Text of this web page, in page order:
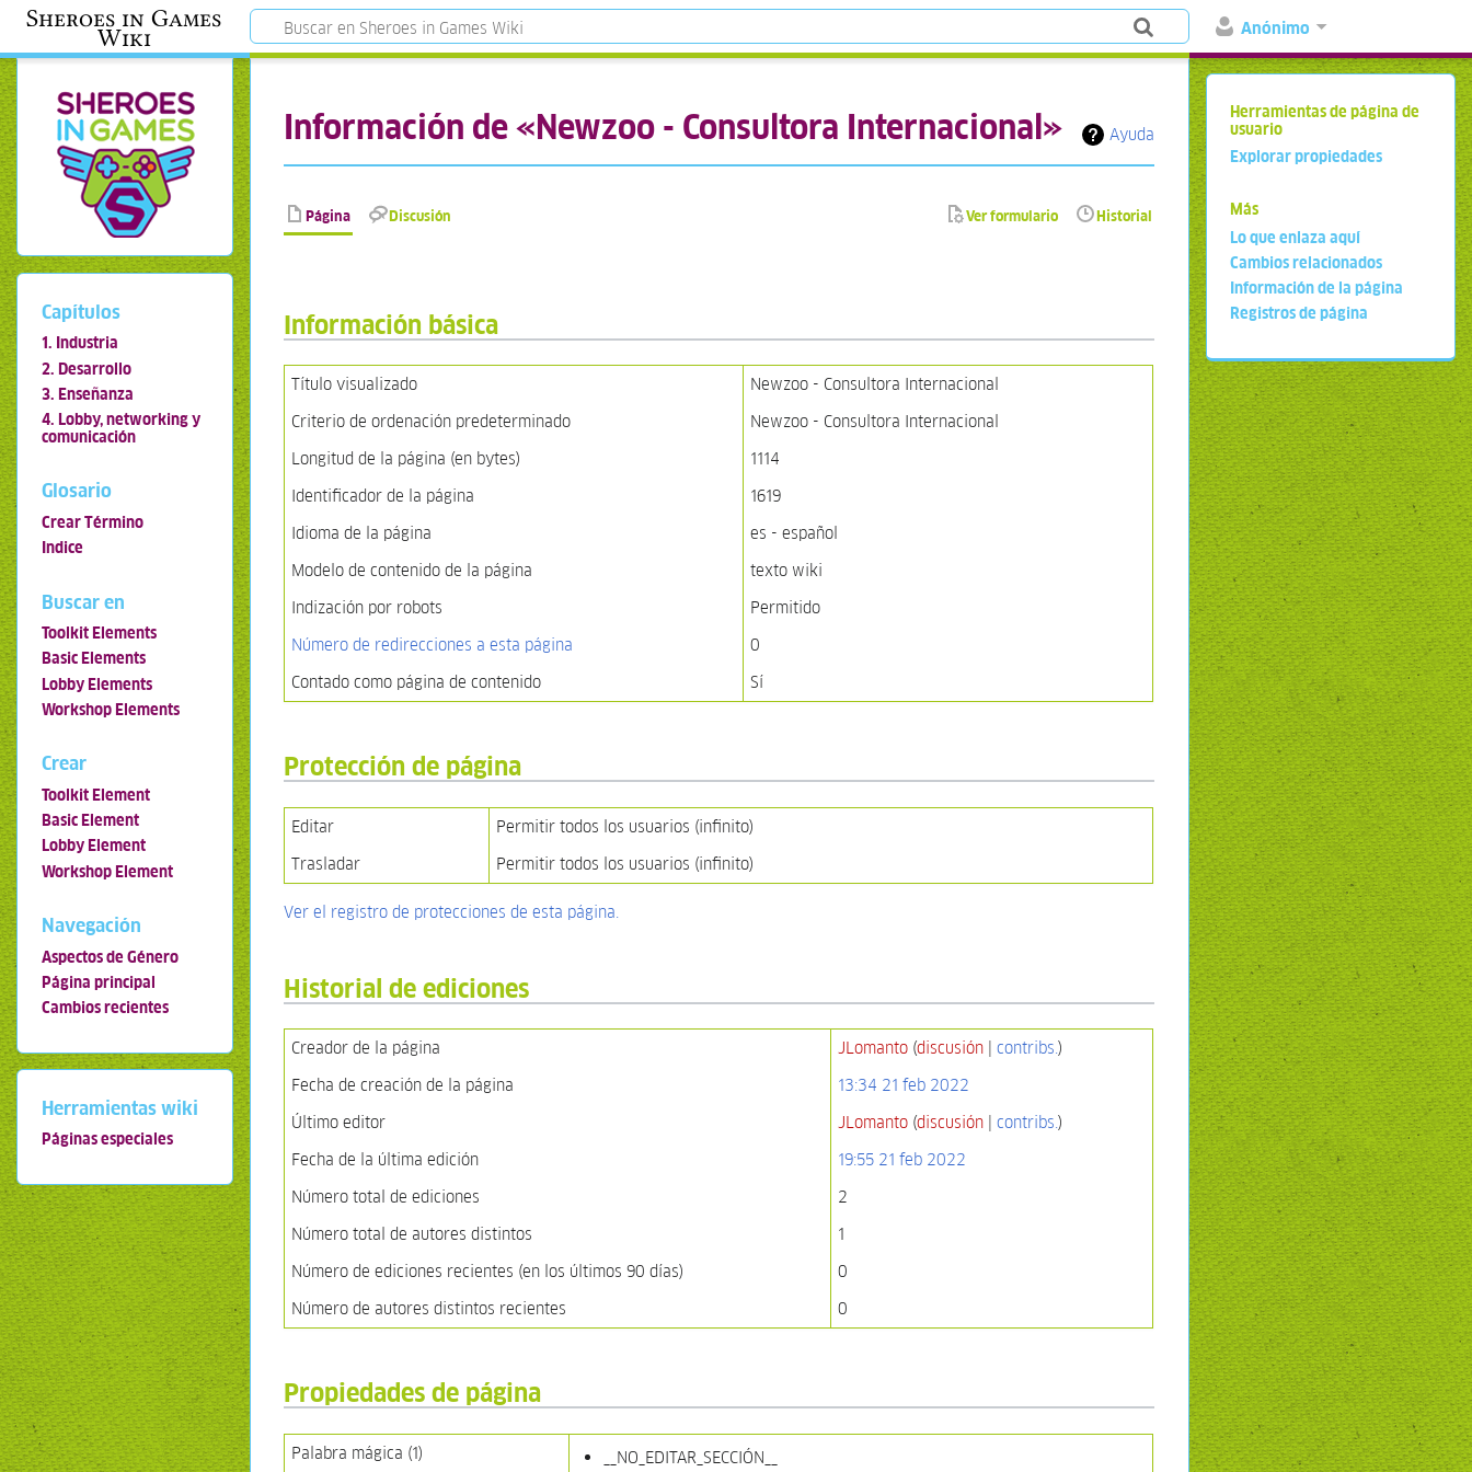
Anónimo
Sheroes in Games
Wiki
Ayuda
Información de «Newzoo - Consultora Internacional»
Página Discusión Ver formulario Historial
Información básica
Título visualizado
Newzoo - Consultora Internacional
Criterio de ordenación predeterminado
Newzoo - Consultora Internacional
Longitud de la página (en bytes)
1114
Identificador de la página
1619
Idioma de la página
es - español
Modelo de contenido de la página
texto wiki
Indización por robots
Permitido
Número de redirecciones a esta página
0
Contado como página de contenido
Sí
Protección de página
Editar
Permitir todos los usuarios (infinito)
Trasladar
Permitir todos los usuarios (infinito)
Ver el registro de protecciones de esta página.
Historial de ediciones
Creador de la página JLomanto (discusión |contribs.)
Fecha de creación de la página
13:34 21 feb 2022
Último editor
JLomanto (discusión |contribs.)
Fecha de la última edición
19:55 21 feb 2022
Número total de ediciones
2
Número total de autores distintos
1
Número de ediciones recientes (en los últimos 90 días)
0
Número de autores distintos recientes
0
Propiedades de página
Palabra mágica (1) __NO_EDITAR_SECCIÓN__
Capítulos
1. Industria
2. Desarrollo
3. Enseñanza
4. Lobby, networking y
comunicación
Glosario
Crear Término
Indice
Buscar en
Toolkit Elements
Basic Elements
Lobby Elements
Workshop Elements
Crear
Toolkit Element
Basic Element
Lobby Element
Workshop Element
Navegación
Aspectos de Género
Página principal
Cambios recientes
Herramientas wiki
Páginas especiales
Herramientas de página de
usuario
Explorar propiedades
Más
Lo que enlaza aquí
Cambios relacionados
Información de la página
Registros de página